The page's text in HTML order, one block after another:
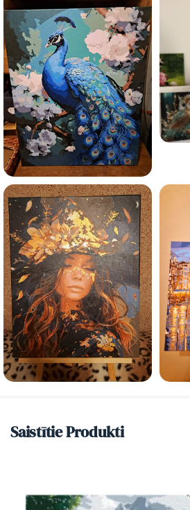
Saistītie Produkti